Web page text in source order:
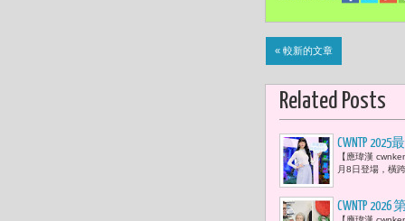
« 較新的文章
Related Posts
CWNTP
敢愛麗絲
【應瑋漢
月8日登場，橫
CWNTP